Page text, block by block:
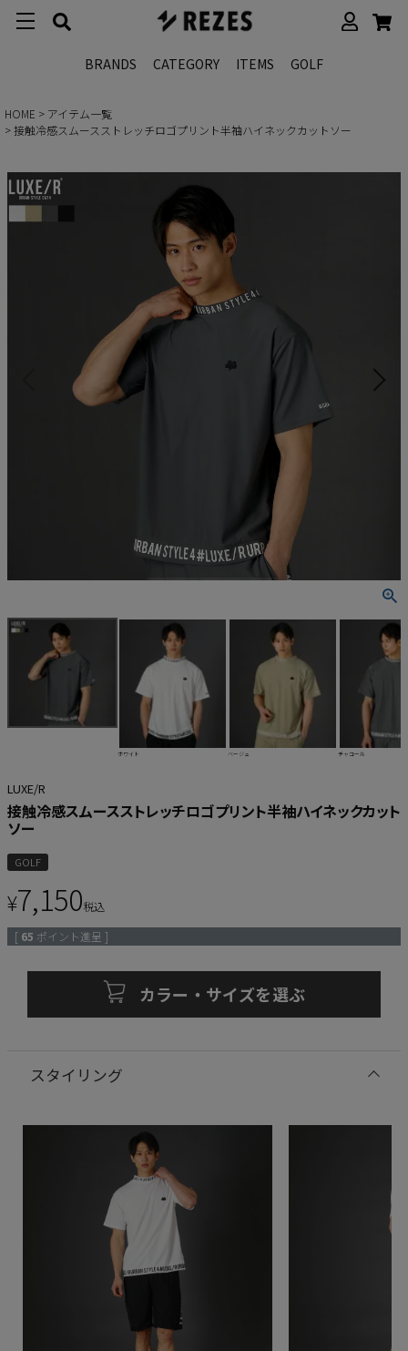
BRANDS CATEGORY ITEMS GOLF
HOME
アイテム一覧
接触冷感スムースストレッチロゴプリント半袖ハイネックカットソー
ホワイト ベージュ チャコール
LUXE/R
接触冷感スムースストレッチロゴプリント半袖ハイネックカット
ソー
GOLF
¥7,150税込
[ 65 ポイント進呈 ]
カラー・サイズを選ぶ
スタイリング